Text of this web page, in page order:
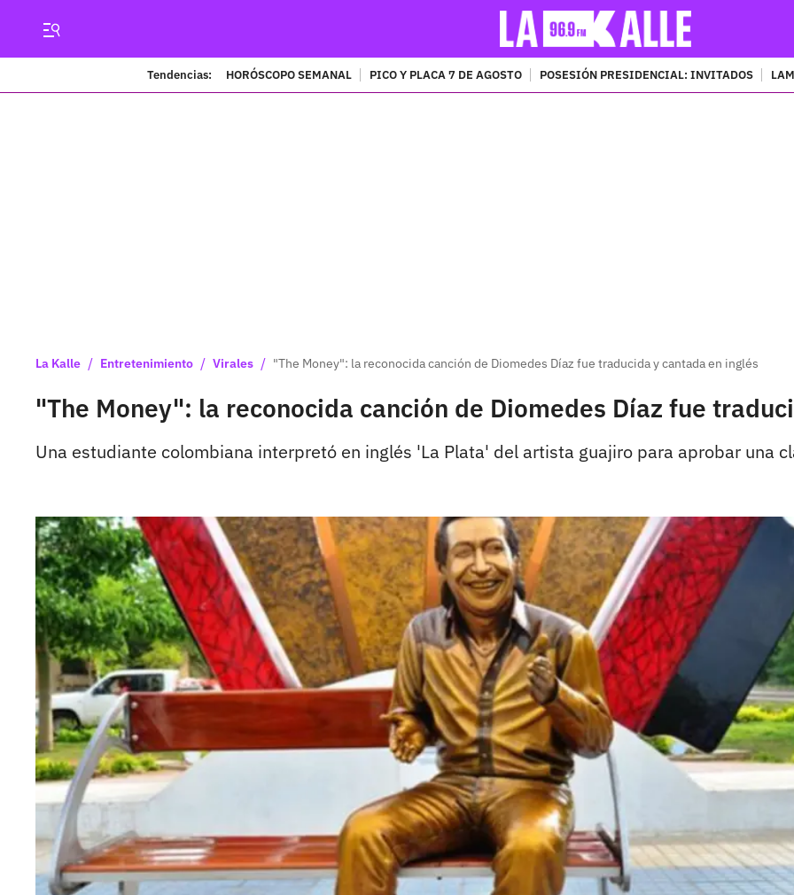
Tendencias: HORÓSCOPO SEMANAL PICO Y PLACA 7 DE AGOSTO POSESIÓN PRESIDENCIAL: INVITADOS
La Kalle / Entretenimiento / Virales / "The Money": la reconocida canción de Diomedes Díaz fue traducida y cantada en inglés
"The Money": la reconocida canción de Diomedes Díaz fue
Una estudiante colombiana interpretó en inglés 'La Plata' del artista guajiro para aprobar una